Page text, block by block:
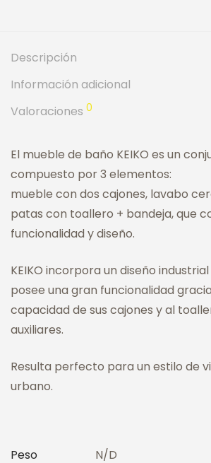
Descripción
Información adicional
Valoraciones 0
El mueble de baño KEIKO es un
compuesto por 3 elementos:
mueble con dos cajones, lavabo
patas con toallero + bandeja, que
funcionalidad y diseño.
KEIKO incorpora un diseño
posee una gran funcionalidad
capacidad de sus cajones y al
auxiliares.
Resulta perfecto para un estilo de
urbano.
Peso
N/D